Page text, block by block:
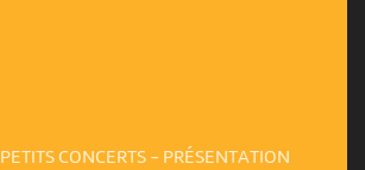
PETITS CONCERTS - PRÉSENTATION